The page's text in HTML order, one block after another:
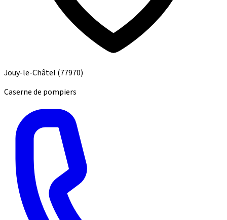
Jouy-le-Châtel (77970)
Caserne de pompiers